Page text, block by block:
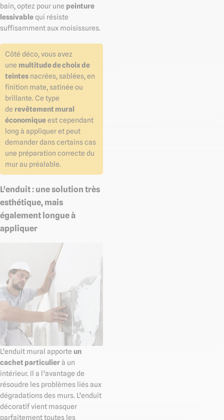
bain, optez pour une peinture
lessivablequi résiste
suffisamment aux moisissures.
Côté déco, vous avez
une multitude de choix de
teintes nacrées, sablées, en
finition mate, satinée ou
brillante. Ce type
de revêtement mural
économiqueest cependant
long à appliquer et peut
demander dans certains cas
une préparation correcte du
mur au préalable.
L’enduit : une solution très
esthétique, mais
également longue à
appliquer
L’enduit mural apporte un
cachet particulierà un
intérieur. Il a l’avantage de
résoudre les problèmes liés aux
dégradations des murs. L’enduit
décoratif vient masquer
parfaitement toutes les